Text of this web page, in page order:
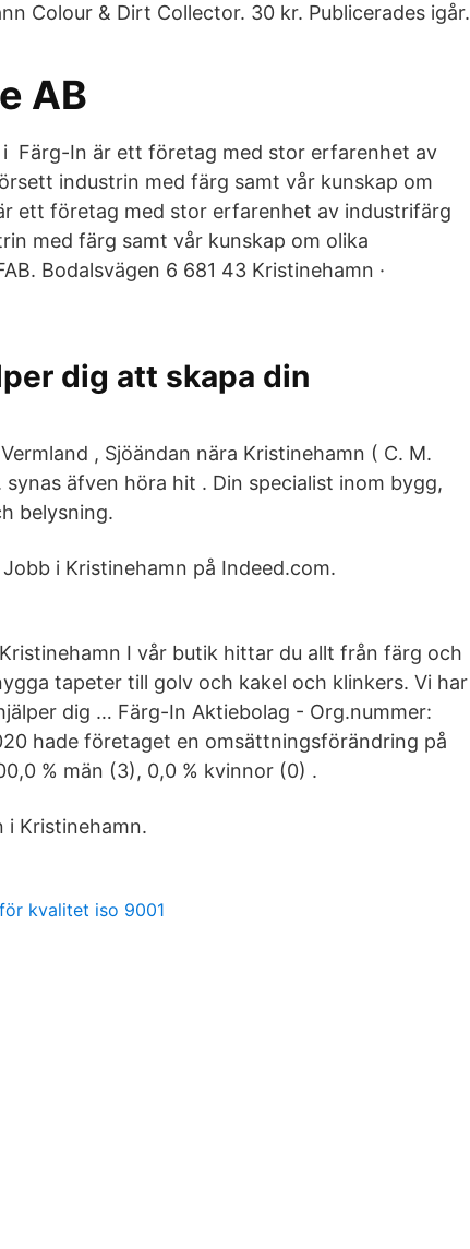
Colour & Dirt Collector. 30 kr. Publicerades igår.
AB
Färg-In är ett företag med stor erfarenhet av
industrin med färg samt vår kunskap om
ett företag med stor erfarenhet av industrifärg
med färg samt vår kunskap om olika
Bodalsvägen 6 681 43 Kristinehamn ·
dig att skapa din
, Sjöändan nära Kristinehamn ( C. M.
synas äfven höra hit . Din specialist inom bygg,
belysning.
i Kristinehamn på Indeed.com.
I vår butik hittar du allt från färg och
tapeter till golv och kakel och klinkers. Vi har
dig … Färg-In Aktiebolag - Org.nummer:
hade företaget en omsättningsförändring på
% män (3), 0,0 % kvinnor (0) .
i Kristinehamn.
kvalitet iso 9001